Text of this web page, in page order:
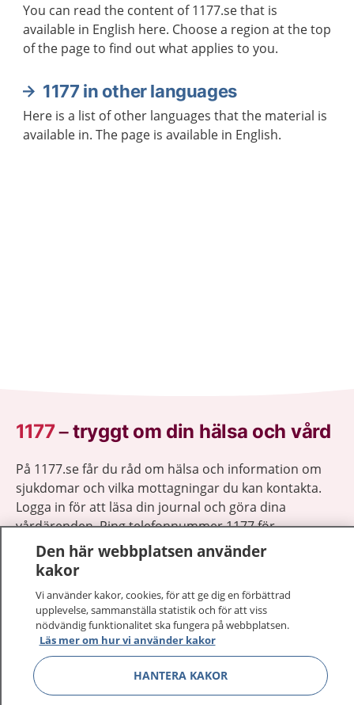
You can read the content of 1177.se that is
available in English here. Choose a region at the top
of the page to find out what applies to you.
1177 in other languages
Here is a list of other languages that the material is
available in. The page is available in English.
1177–tryggt om din hälsa och vård
På 1177.se får du råd om hälsa och information om
sjukdomar och vilka mottagningar du kan kontakta.
Logga in för att läsa din journal och göra dina
vårdärenden. Ring telefonnummer 1177 för
sjukvårdsrådgivning dygnet runt.
1177 ger dig råd när du vill må bättre.
1177 på flera språk Show
Den här webbplatsen använder
kakor
Vi använder kakor, cookies, för att ge dig en förbättrad
upplevelse, sammanställa statistik och för att viss
nödvändig funktionalitet ska fungera på webbplatsen.
Läs mer om hur vi använder kakor
HANTERA KAKOR